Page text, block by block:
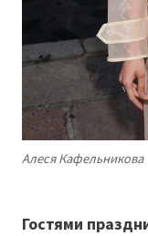
Алеся Кафельникова
Гостями